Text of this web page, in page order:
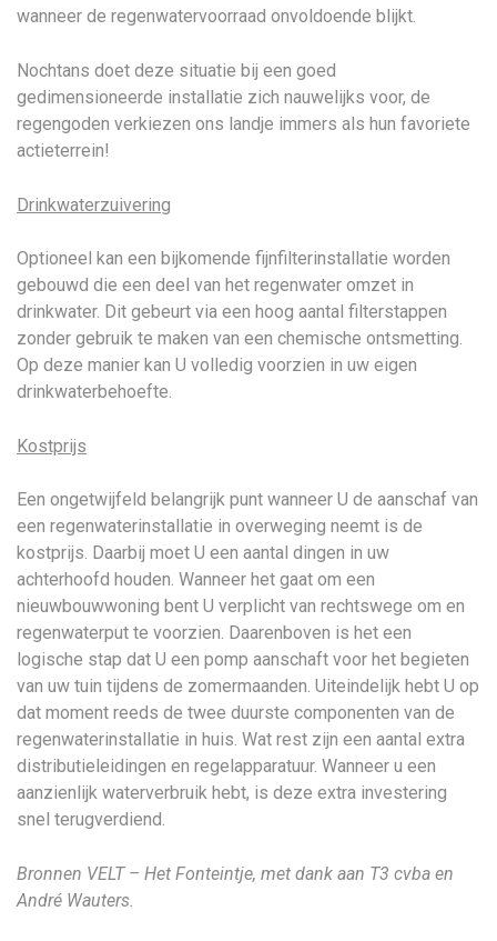
wanneer de regenwatervoorraad onvoldoende blijkt.
Nochtans doet deze situatie bij een goed
gedimensioneerde installatie zich nauwelijks voor, de
regengoden verkiezen ons landje immers als hun favoriete
actieterrein!
Drinkwaterzuivering
Optioneel kan een bijkomende fijnfilterinstallatie worden
gebouwd die een deel van het regenwater omzet in
drinkwater. Dit gebeurt via een hoog aantal filterstappen
zonder gebruik te maken van een chemische ontsmetting.
Op deze manier kan U volledig voorzien in uw eigen
drinkwaterbehoefte.
Kostprijs
Een ongetwijfeld belangrijk punt wanneer U de aanschaf van
een regenwaterinstallatie in overweging neemt is de
kostprijs. Daarbij moet U een aantal dingen in uw
achterhoofd houden. Wanneer het gaat om een
nieuwbouwwoning bent U verplicht van rechtswege om en
regenwaterput te voorzien. Daarenboven is het een
logische stap dat U een pomp aanschaft voor het begieten
van uw tuin tijdens de zomermaanden. Uiteindelijk hebt U op
dat moment reeds de twee duurste componenten van de
regenwaterinstallatie in huis. Wat rest zijn een aantal extra
distributieleidingen en regelapparatuur. Wanneer u een
aanzienlijk waterverbruik hebt, is deze extra investering
snel terugverdiend.
Bronnen VELT – Het Fonteintje, met dank aan T3 cvba en
André Wauters.